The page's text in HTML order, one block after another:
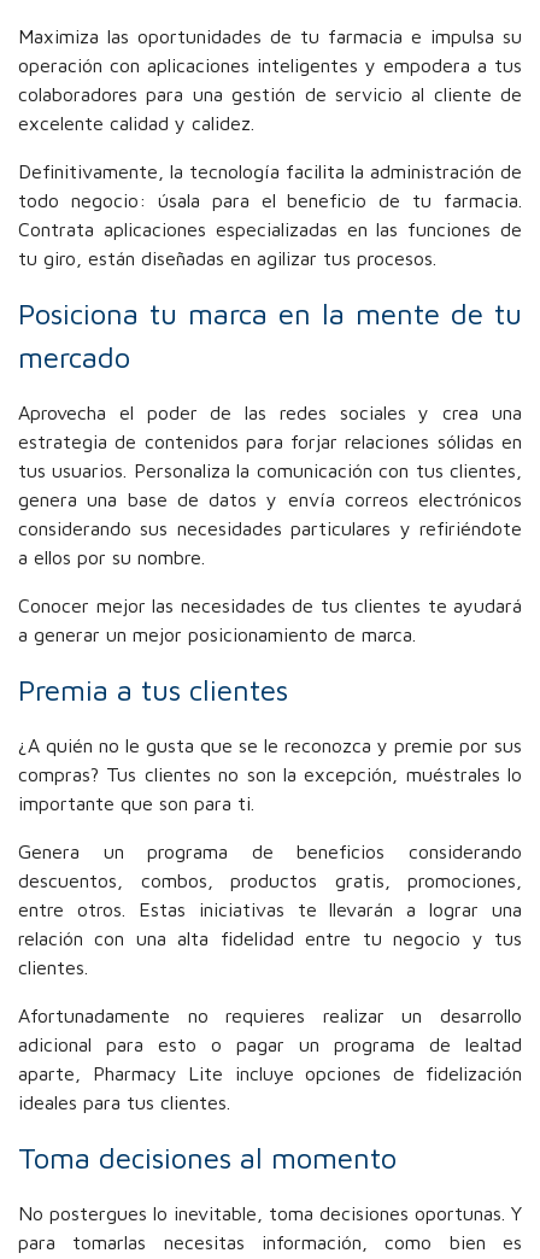
Maximiza las oportunidades de tu farmacia e impulsa su
operación con aplicaciones inteligentes y empodera a tus
colaboradores para una gestión de servicio al cliente de
excelente calidad y calidez.
Definitivamente, la tecnología facilita la administración de
todo negocio: úsala para el beneficio de tu farmacia.
Contrata aplicaciones especializadas en las funciones de
tu giro, están diseñadas en agilizar tus procesos.
Posiciona tu marca en la mente de tu
mercado
Aprovecha el poder de las redes sociales y crea una
estrategia de contenidos para forjar relaciones sólidas en
tus usuarios. Personaliza la comunicación con tus clientes,
genera una base de datos y envía correos electrónicos
considerando sus necesidades particulares y refiriéndote
a ellos por su nombre.
Conocer mejor las necesidades de tus clientes te ayudará
a generar un mejor posicionamiento de marca.
Premia a tus clientes
¿A quién no le gusta que se le reconozca y premie por sus
compras? Tus clientes no son la excepción, muéstrales lo
importante que son para ti.
Genera un programa de beneficios considerando
descuentos, combos, productos gratis, promociones,
entre otros. Estas iniciativas te llevarán a lograr una
relación con una alta fidelidad entre tu negocio y tus
clientes.
Afortunadamente no requieres realizar un desarrollo
adicional para esto o pagar un programa de lealtad
aparte, Pharmacy Lite incluye opciones de fidelización
ideales para tus clientes.
Toma decisiones al momento
No postergues lo inevitable, toma decisiones oportunas. Y
para tomarlas necesitas información, como bien es